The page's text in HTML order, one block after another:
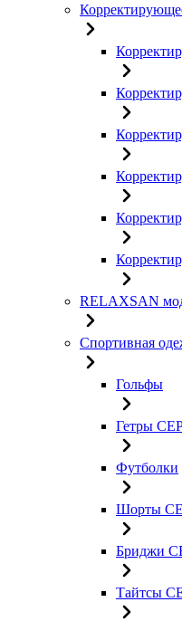
RELAXSAN
Спортивная
Гольфы
Гетры
Футболки
Шорты
Бриджи
Тайтсы